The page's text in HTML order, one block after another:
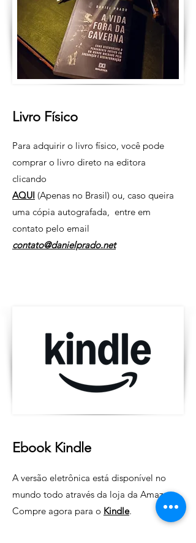
Livro Físico
Para adquirir o livro físico, você pode
comprar o livro direto na editora
clicando
AQUI (Apenas no Brasil) ou, caso queira
uma cópia autografada, entre em
contato pelo email
contato@danielprado.net
Ebook Kindle
A versão eletrônica está disponível no
mundo todo através da loja da Amazon.
Compre agora para o Kindle.